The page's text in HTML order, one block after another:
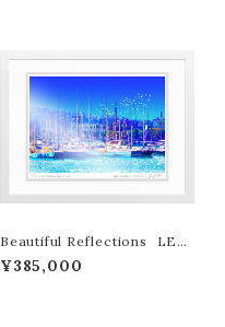
Beautiful Reflections LEO
N TERASHIMA版画作品77作
限定（オンライン限定特典付き作
¥385,000